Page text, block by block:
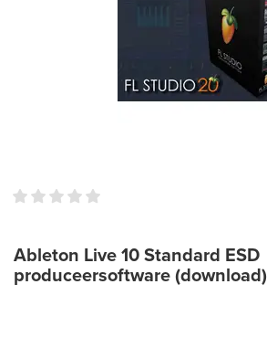
Ableton Live 10 Standard ESD
produceersoftware (download)